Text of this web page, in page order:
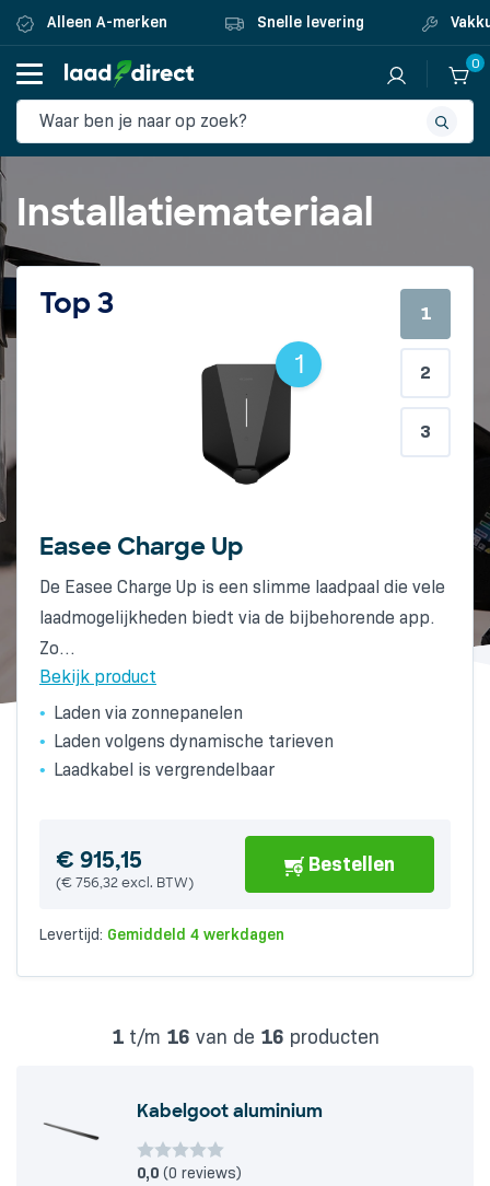
Alleen A-merken Snelle levering
0
Installatiemateriaal
Top 3
1
Easee Charge Up
De Easee Charge Up is een slimme laadpaal die vele
laadmogelijkheden biedt via de bijbehorende app.
Zo…
Bekijk product
Laden via zonnepanelen
Laden volgens dynamische tarieven
Laadkabel is vergrendelbaar
€ 915,15
(€756,32excl. BTW)
Bestellen
Levertijd: Gemiddeld 4 werkdagen
2
Alfen Eve Single Pro-line socket
De Alfen Eve Single Pro-line met RFID is een
compacte, toekomstbestendige laadoplossing met
Type 2-socket voor nagenoeg…
Bekijk product
Toekomstbestendig
Standaard RIFD-kaartlezer
Europese A-kwaliteit
€ 1.191,85
(€985,00excl. BTW)
Bestellen
Levertijd: Gemiddeld 6 werkdagen
3
Wallbox Pulsar Plus 3-Fase 22kW
The compact Wallbox Pulsar Plus has a particularly
attractive design. The charger has a fixed cable
(Type…
Bekijk product
€681,01
Levertijd:Gemiddeld 6 werkdagen
1
2
3
1t/m 16 van de 16 producten
Kabelgoot aluminium
0,0 (0 reviews)